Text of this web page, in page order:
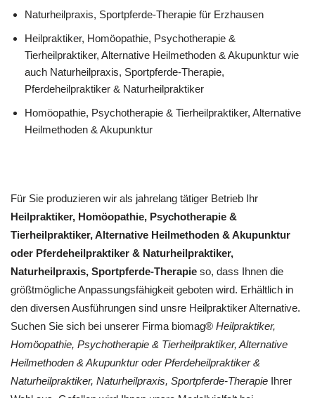
Naturheilpraxis, Sportpferde-Therapie für Erzhausen
Heilpraktiker, ‎Homöopathie, ‎Psychotherapie &
‎Tierheilpraktiker, Alternative Heilmethoden & Akupunktur wie
auch Naturheilpraxis, Sportpferde-Therapie,
Pferdeheilpraktiker & Naturheilpraktiker
‎Homöopathie, ‎Psychotherapie & ‎Tierheilpraktiker, Alternative
Heilmethoden & Akupunktur
Für Sie produzieren wir als jahrelang tätiger Betrieb Ihr
Heilpraktiker, ‎Homöopathie, ‎Psychotherapie &
‎Tierheilpraktiker, Alternative Heilmethoden & Akupunktur
oder Pferdeheilpraktiker & Naturheilpraktiker,
Naturheilpraxis, Sportpferde-Therapie so, dass Ihnen die
größtmögliche Anpassungsfähigkeit geboten wird. Erhältlich in
den diversen Ausführungen sind unsre Heilpraktiker Alternative.
Suchen Sie sich bei unserer Firma biomag® Heilpraktiker,
‎Homöopathie, ‎Psychotherapie & ‎Tierheilpraktiker, Alternative
Heilmethoden & Akupunktur oder Pferdeheilpraktiker &
Naturheilpraktiker, Naturheilpraxis, Sportpferde-Therapie Ihrer